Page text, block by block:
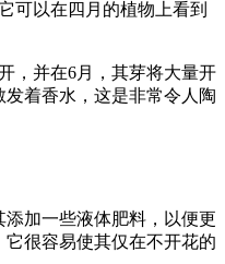
可以在四月的植物上看到
，并在6月，其芽将大量开
着香水，这是非常令人陶
加一些液体肥料，以便更
很容易使其仅在不开花的